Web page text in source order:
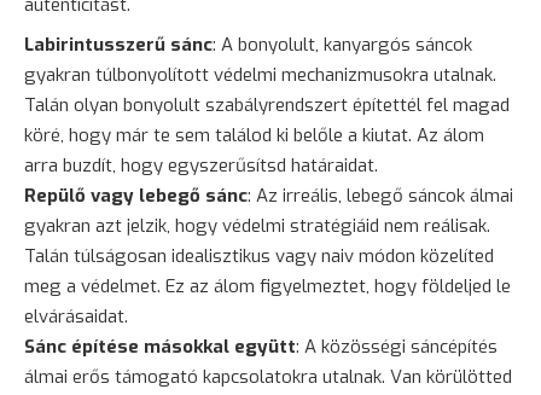
Labirintusszerű sánc: A bonyolult, kanyargós sáncok
gyakran túlbonyolított védelmi mechanizmusokra utalnak.
Talán olyan bonyolult szabályrendszert építettél fel magad
köré, hogy már te sem találod ki belőle a kiutat. Az álom
arra buzdít, hogy egyszerűsítsd határaidat.
Repülő vagy lebegő sánc: Az irreális, lebegő sáncok álmai
gyakran azt jelzik, hogy védelmi stratégiáid nem reálisak.
Talán túlságosan idealisztikus vagy naiv módon közelíted
meg a védelmet. Ez az álom figyelmeztet, hogy földeljed le
elvárásaidat.
Sánc építése másokkal együtt: A közösségi sáncépítés
álmai erős támogató kapcsolatokra utalnak. Van körülötted